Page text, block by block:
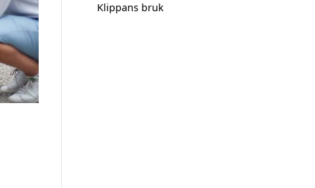
Klippans bruk